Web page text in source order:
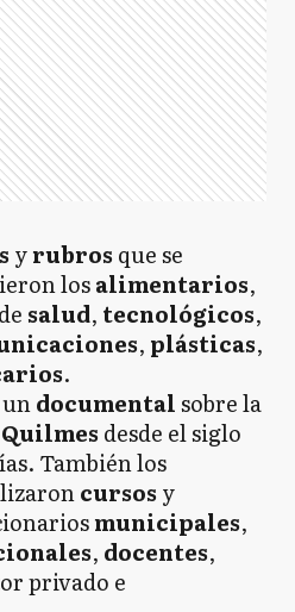
yrubros que se
losalimentarios,
salud, tecnológicos,
, plásticas,
.
documentalsobre la
desde el siglo
También los
cursos y
municipales,
, docentes,
privado e